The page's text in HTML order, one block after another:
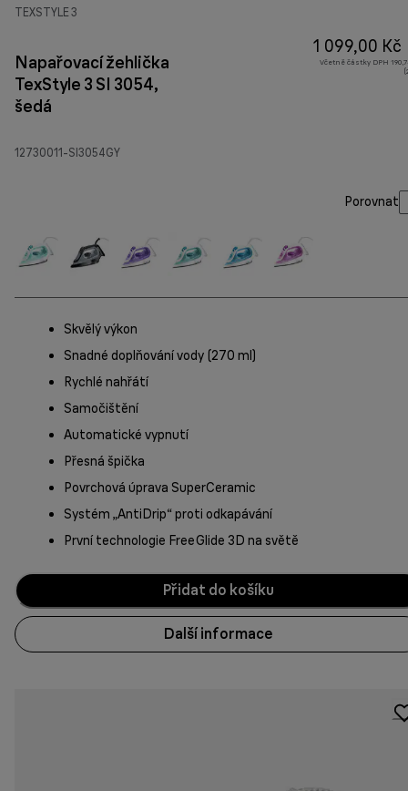
TEXSTYLE 3
Napařovací žehlička
TexStyle 3 SI 3054,
šedá
12730011-SI3054GY
1 099,00 Kč
Včetně částky DPH
Porovnat
Skvělý výkon
Snadné doplňování vody (270 ml)
Rychlé nahřátí
Samočištění
Automatické vypnutí
Přesná špička
Povrchová úprava SuperCeramic
Systém „AntiDrip“ proti odkapávání
První technologie FreeGlide 3D na světě
Přidat do košíku
Další informace